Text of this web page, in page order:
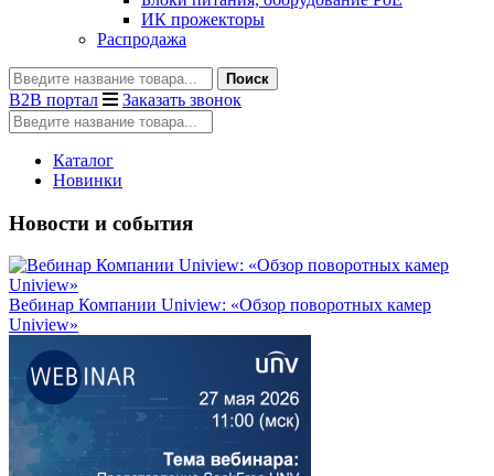
ИК прожекторы
Распродажа
Поиск
B2B портал Заказать звонок
Каталог
Новинки
Новости и события
Вебинар Компании Uniview: «Обзор поворотных камер
Uniview»